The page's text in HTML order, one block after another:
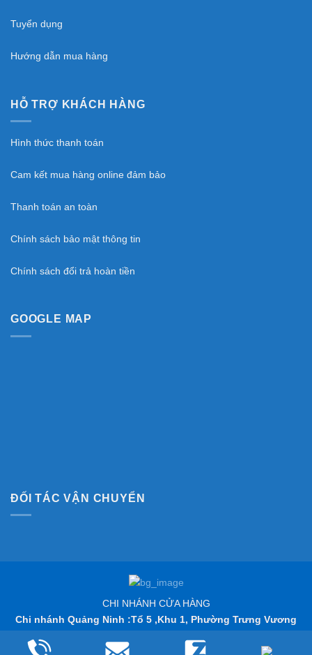
Tuyển dụng
Hướng dẫn mua hàng
HỖ TRỢ KHÁCH HÀNG
Hình thức thanh toán
Cam kết mua hàng online đảm bảo
Thanh toán an toàn
Chính sách bảo mật thông tin
Chính sách đổi trả hoàn tiền
GOOGLE MAP
ĐỐI TÁC VẬN CHUYỂN
CHI NHÁNH CỬA HÀNG
Chi nhánh Quảng Ninh :Tổ 5 ,Khu 1, Phường Trưng Vương
© 2025 Phuotsafety.vn Design By @Hà Hoa